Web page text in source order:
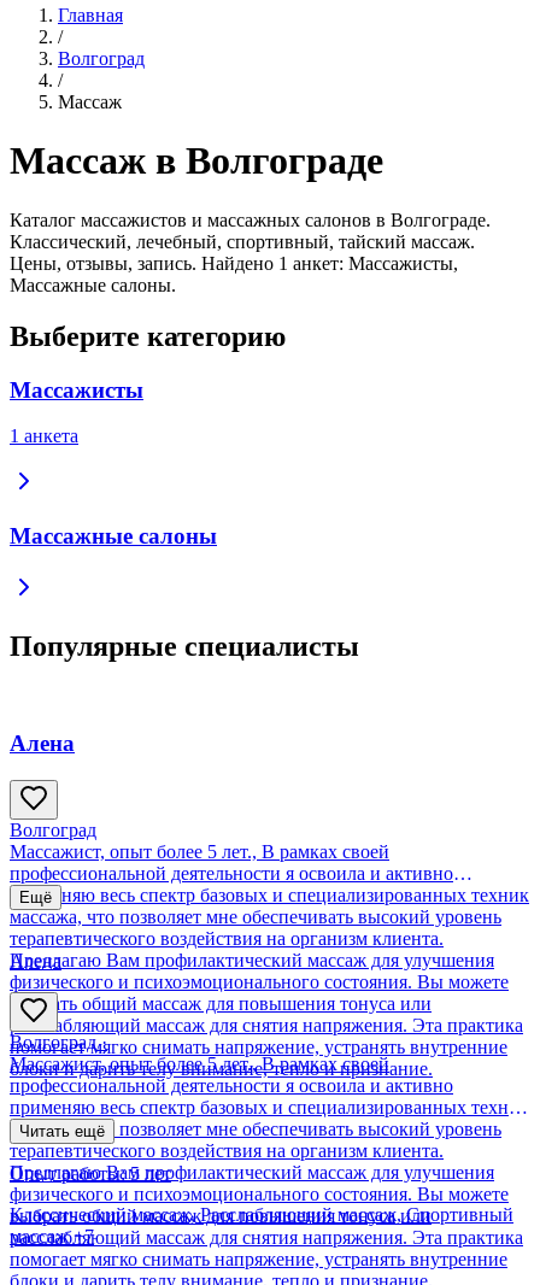
Главная
/
Волгоград
/
Массаж
Массаж в Волгограде
Каталог массажистов и массажных салонов в Волгограде.
Классический, лечебный, спортивный, тайский массаж.
Цены, отзывы, запись. Найдено 1 анкет: Массажисты,
Массажные салоны.
Выберите категорию
Массажисты
1 анкета
Массажные салоны
Популярные специалисты